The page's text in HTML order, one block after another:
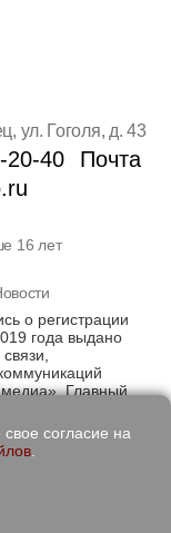
ул. Гоголя, д. 43
20-40
Почта
16 лет
о регистрации
года выдано
Главный
(информационные
основе сбора,
к
находящихся
согласие на